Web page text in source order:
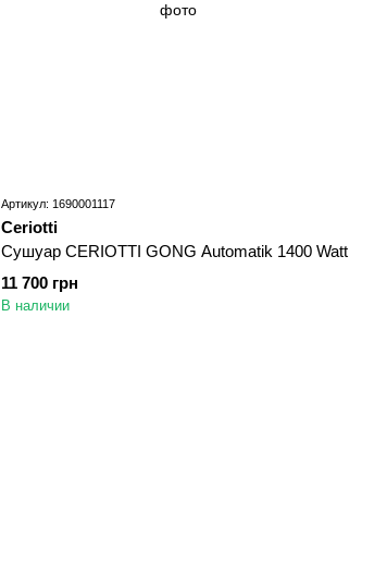
Артикул: 1690001117
Ceriotti
Сушуар CERIOTTI GONG Automatik 1400 Watt
11 700 грн
В наличии